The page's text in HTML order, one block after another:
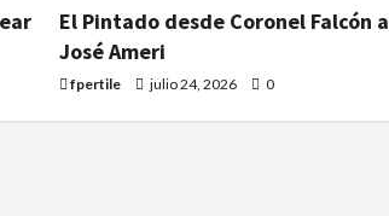
El Pintado desde Coronel Falcón a
José Ameri
fpertile julio 24, 2026 0